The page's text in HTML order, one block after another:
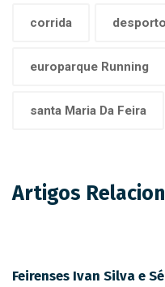
corrida desporto
europarque Running
santa Maria Da Feira
Artigos
Feirenses Ivan Silva e